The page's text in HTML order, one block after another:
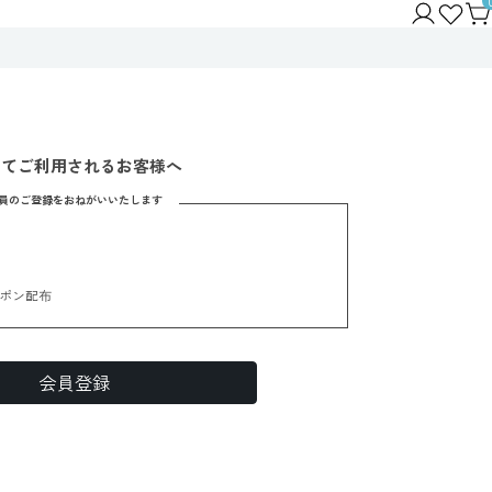
ご利用されるお客様へ
のご登録をおねがいいたします
ン配布
会員登録